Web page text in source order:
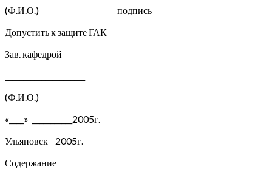
(Ф.И.О.) подпись
Допустить к защите ГАК
Зав. кафедрой
(Ф.И.О.)
«____» ___________2005г.
Ульяновск 2005г.
Содержание